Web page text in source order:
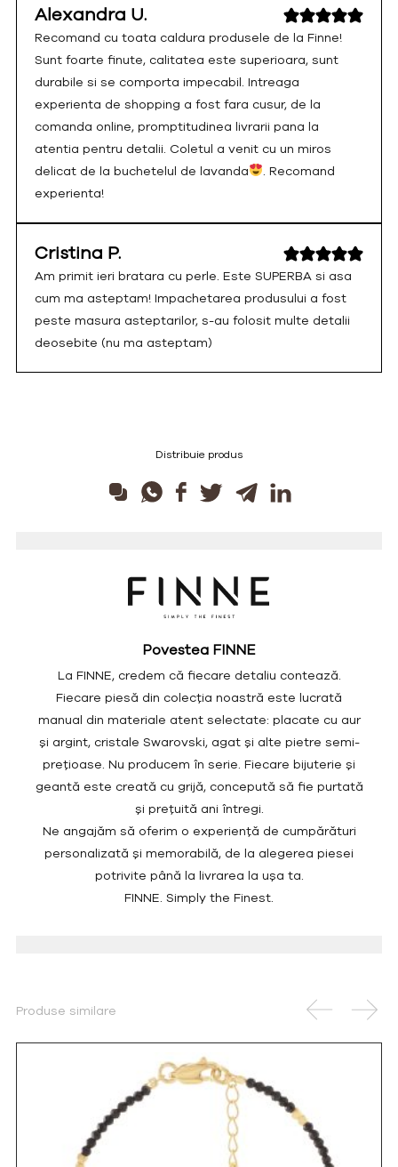
Alexandra U.
Recomand cu toata caldura produsele de la Finne!
Sunt foarte finute, calitatea este superioara, sunt
durabile si se comporta impecabil. Intreaga
experienta de shopping a fost fara cusur, de la
comanda online, promptitudinea livrarii pana la
atentia pentru detalii. Coletul a venit cu un miros
delicat de la buchetelul de lavanda
. Recomand
experienta!
Cristina P.
Am primit ieri bratara cu perle. Este SUPERBA si asa
cum ma asteptam! Impachetarea produsului a fost
peste masura asteptarilor, s-au folosit multe detalii
deosebite (nu ma asteptam)
Distribuie produs
Povestea FINNE
La FINNE, credem că fiecare detaliu contează.
Fiecare piesă din colecția noastră este lucrată
manual din materiale atent selectate: placate cu aur
și argint, cristale Swarovski, agat și alte pietre semi-
prețioase. Nu producem în serie. Fiecare bijuterie și
geantă este creată cu grijă, concepută să fie purtată
și prețuită ani întregi.
Ne angajăm să oferim o experiență de cumpărături
personalizată și memorabilă, de la alegerea piesei
potrivite până la livrarea la ușa ta.
FINNE. Simply the Finest.
Produse similare